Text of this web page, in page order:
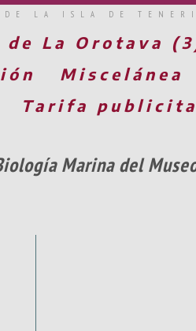
DE LA ISLA DE
de La Orotava
Miscelánea
Tarifa
Marina del